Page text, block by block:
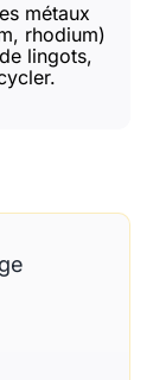
métaux
rhodium)
lingots,